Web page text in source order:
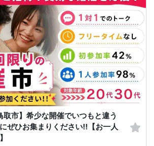
取市】希少な開催でいつもと違う
ぜひお集まりください!!【お一人